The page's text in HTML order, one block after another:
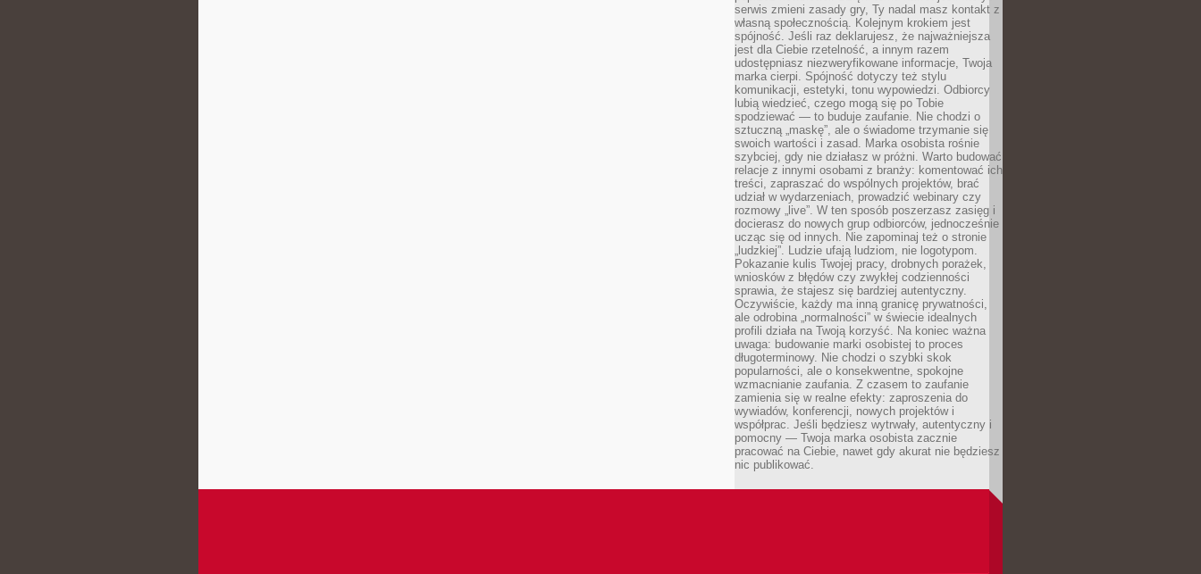
serwis zmieni zasady gry, Ty nadal masz kontakt z
własną społecznością. Kolejnym krokiem jest
spójność. Jeśli raz deklarujesz, że najważniejsza
jest dla Ciebie rzetelność, a innym razem
udostępniasz niezweryfikowane informacje, Twoja
marka cierpi. Spójność dotyczy też stylu
komunikacji, estetyki, tonu wypowiedzi. Odbiorcy
lubią wiedzieć, czego mogą się po Tobie
spodziewać — to buduje zaufanie. Nie chodzi o
sztuczną „maskę”, ale o świadome trzymanie się
swoich wartości i zasad. Marka osobista rośnie
szybciej, gdy nie działasz w próżni. Warto budować
relacje z innymi osobami z branży: komentować ich
treści, zapraszać do wspólnych projektów, brać
udział w wydarzeniach, prowadzić webinary czy
rozmowy „live”. W ten sposób poszerzasz zasięg i
docierasz do nowych grup odbiorców, jednocześnie
ucząc się od innych. Nie zapominaj też o stronie
„ludzkiej”. Ludzie ufają ludziom, nie logotypom.
Pokazanie kulis Twojej pracy, drobnych porażek,
wniosków z błędów czy zwykłej codzienności
sprawia, że stajesz się bardziej autentyczny.
Oczywiście, każdy ma inną granicę prywatności,
ale odrobina „normalności” w świecie idealnych
profili działa na Twoją korzyść. Na koniec ważna
uwaga: budowanie marki osobistej to proces
długoterminowy. Nie chodzi o szybki skok
popularności, ale o konsekwentne, spokojne
wzmacnianie zaufania. Z czasem to zaufanie
zamienia się w realne efekty: zaproszenia do
wywiadów, konferencji, nowych projektów i
współprac. Jeśli będziesz wytrwały, autentyczny i
pomocny — Twoja marka osobista zacznie
pracować na Ciebie, nawet gdy akurat nie będziesz
nic publikować.